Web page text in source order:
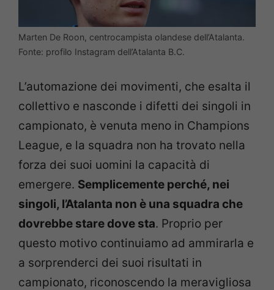
Marten De Roon, centrocampista olandese dell’Atalanta.
Fonte: profilo Instagram dell’Atalanta B.C.
L’automazione dei movimenti, che esalta il
collettivo e nasconde i difetti dei singoli in
campionato, è venuta meno in Champions
League, e la squadra non ha trovato nella
forza dei suoi uomini la capacità di
emergere. Semplicemente perché, nei
singoli, l’Atalanta non è una squadra che
dovrebbe stare dove sta. Proprio per
questo motivo continuiamo ad ammirarla e
a sorprenderci dei suoi risultati in
campionato, riconoscendo la meravigliosa